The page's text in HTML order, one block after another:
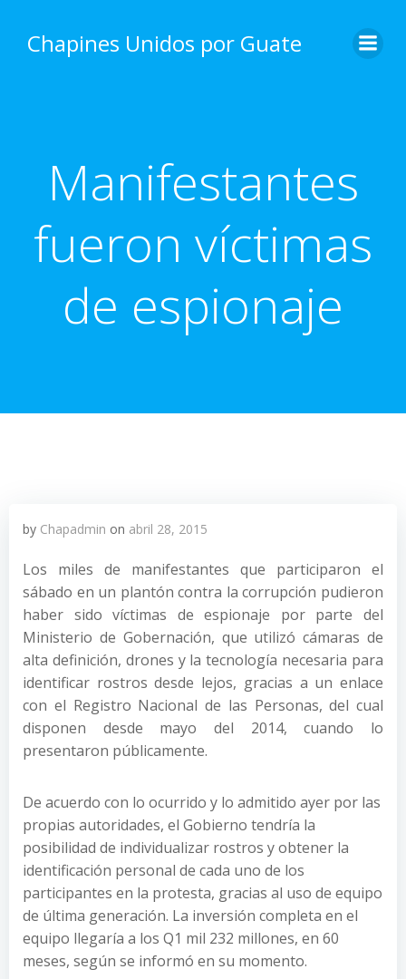
content
Chapines Unidos por Guate
Manifestantes
fueron víctimas
de espionaje
by Chapadmin on abril 28, 2015
Los miles de manifestantes que participaron el
sábado en un plantón contra la corrupción pudieron
haber sido víctimas de espionaje por parte del
Ministerio de Gobernación, que utilizó cámaras de
alta definición, drones y la tecnología necesaria para
identificar rostros desde lejos, gracias a un enlace
con el Registro Nacional de las Personas, del cual
disponen desde mayo del 2014, cuando lo
presentaron públicamente.
De acuerdo con lo ocurrido y lo admitido ayer por las
propias autoridades, el Gobierno tendría la
posibilidad de individualizar rostros y obtener la
identificación personal de cada uno de los
participantes en la protesta, gracias al uso de equipo
de última generación. La inversión completa en el
equipo llegaría a los Q1 mil 232 millones, en 60
meses, según se informó en su momento.